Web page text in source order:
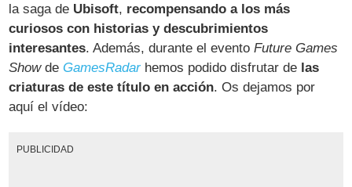
la saga de Ubisoft, recompensando a los más
curiosos con historias y descubrimientos
interesantes. Además, durante el eventoFuture Games
ShowdeGamesRadarhemos podido disfrutar de las
criaturas de este título en acción. Os dejamos por
aquí el vídeo:
PUBLICIDAD